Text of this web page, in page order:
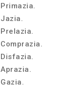
Primazia.
Jazia.
Prelazia.
Comprazia.
Disfazia.
Aprazia.
Gazia.